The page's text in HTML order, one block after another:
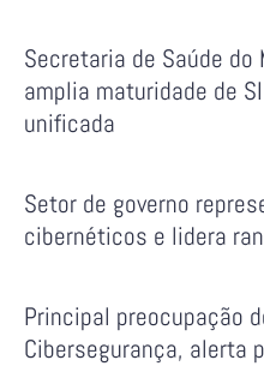
Secretaria de Saúde do
amplia maturidade de
unificada
Setor de governo
cibernéticos e lidera
Principal preocupação
Cibersegurança, alerta